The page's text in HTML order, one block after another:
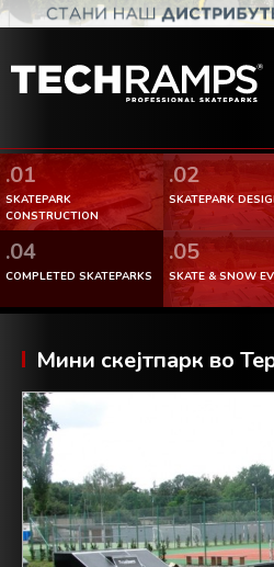
.01
SKATEPARK
CONSTRUCTION
.02
SKATEPARK
.04
COMPLETED SKATEPARKS
.05
SKATE & SNOW
Мини скејтпарк во